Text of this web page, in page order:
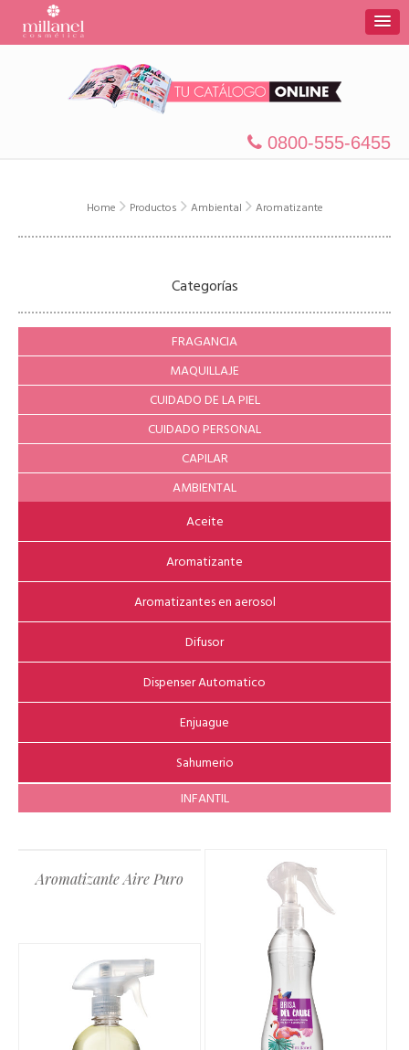
0800-555-6455
Home Productos Ambiental Aromatizante
Categorías
FRAGANCIA
MAQUILLAJE
CUIDADO DE LA PIEL
CUIDADO PERSONAL
CAPILAR
AMBIENTAL
Aceite
Aromatizante
Aromatizantes en aerosol
Difusor
Dispenser Automatico
Enjuague
Sahumerio
INFANTIL
Aromatizante Aire Puro